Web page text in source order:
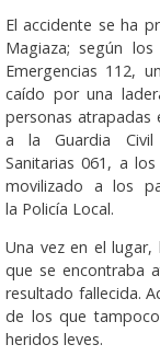
El accidente se ha
Magiaza; según
Emergencias 112,
caído por una
personas atrapadas
a la Guardia
Sanitarias 061, a
movilizado a los
la Policía Local.
Una vez en el
que se encontraba
resultado fallecida.
de los que
heridos leves.